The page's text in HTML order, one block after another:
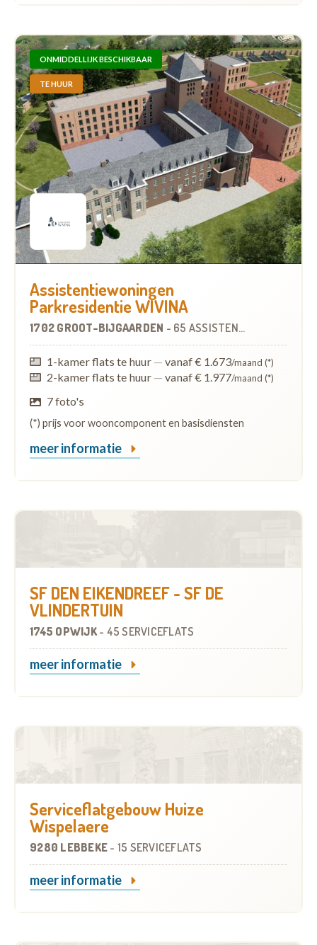
ONMIDDELLIJK BESCHIKBAAR
TE HUUR
Assistentiewoningen
Parkresidentie WIVINA
1702 GROOT-BIJGAARDEN - 65 ASSISTENTIEWONINGEN
1-kamer flats te huur — vanaf € 1.673/maand (*)
2-kamer flats te huur — vanaf € 1.977/maand (*)
7 foto's
(*) prijs voor wooncomponent en basisdiensten
meer informatie
SF DEN EIKENDREEF - SF DE
VLINDERTUIN
1745 OPWIJK- 45 SERVICEFLATS
meer informatie
Serviceflatgebouw Huize
Wispelaere
9280 LEBBEKE - 15 SERVICEFLATS
meer informatie